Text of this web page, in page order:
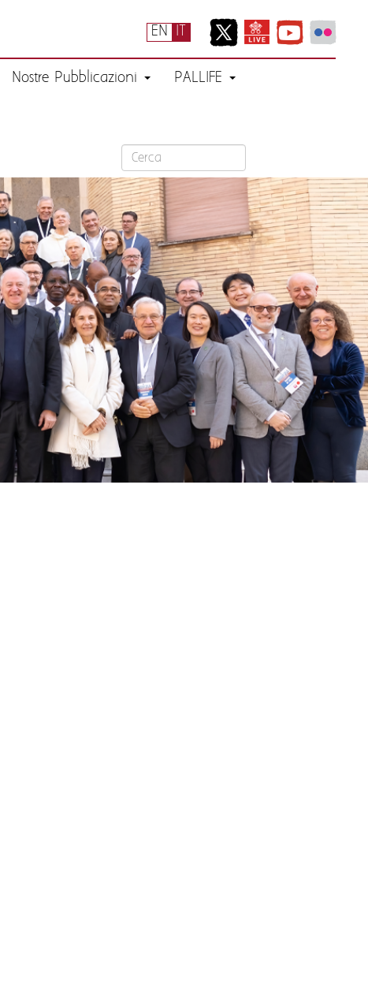
IT
EN
Nostre Pubblicazioni PALLIFE